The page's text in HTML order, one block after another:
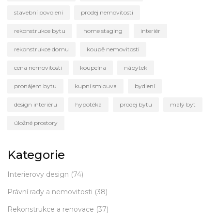
stavební povolení prodej nemovitosti
rekonstrukce bytu home staging interiér
rekonstrukce domu koupě nemovitosti
cena nemovitosti koupelna nábytek
pronájem bytu kupní smlouva bydlení
design interiéru hypotéka prodej bytu malý byt
úložné prostory
Kategorie
Interierovy design (74)
Právní rady a nemovitosti (38)
Rekonstrukce a renovace (37)